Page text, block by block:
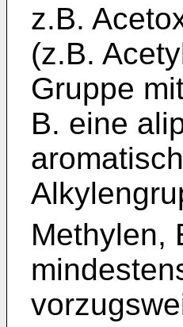
z.B.
(z.B.
Gruppe
B. eine
Methylen,